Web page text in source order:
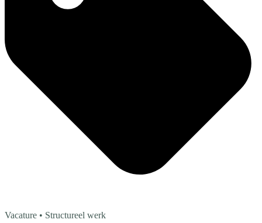
Vacature • Structureel werk